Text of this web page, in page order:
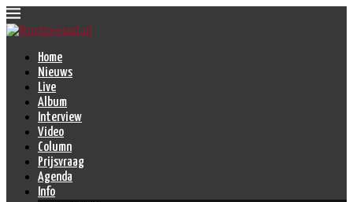
Home
Nieuws
Live
Album
Interview
Video
Column
Prijsvraag
Agenda
Info